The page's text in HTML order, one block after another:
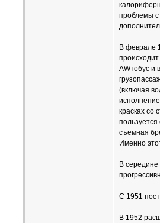
проблемы с
В феврале
AWтобус и
(включая
красках со
съемная
Именно
В
С 1951
В 1952